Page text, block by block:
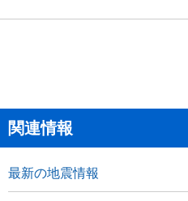
関連情報
最新の地震情報